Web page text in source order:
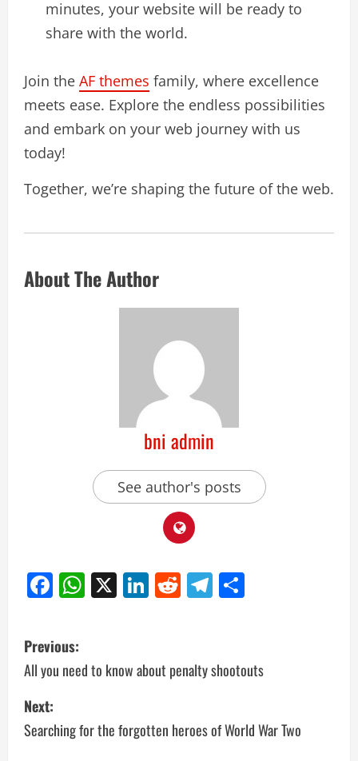
minutes, your website will be ready to
share with the world.
Join the AF themes family, where excellence
meets ease. Explore the endless possibilities
and embark on your web journey with us
today!
Together, we’re shaping the future of the web.
About The Author
bni admin
See author's posts
Facebook
WhatsApp
X LinkedIn
RedditTelegram
Previous:
All you need to know about penalty shootouts
Next:
Searching for the forgotten heroes of World War Two